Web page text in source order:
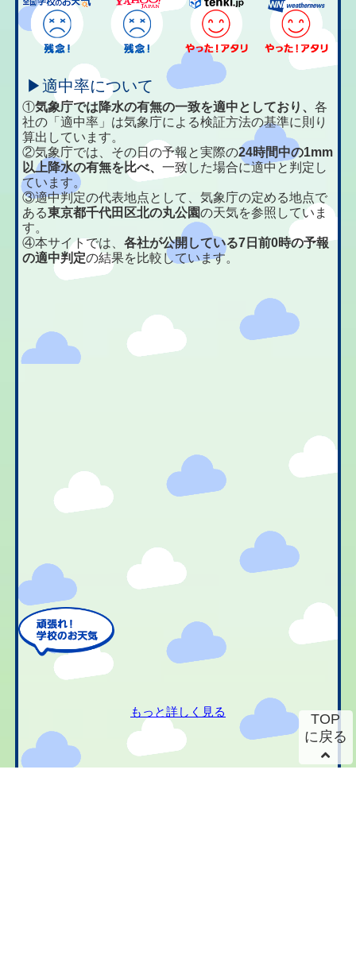
▶適中率について
①気象庁では降水の有無の一致を適中としており、各
社の「適中率」は気象庁による検証方法の基準に則り
算出しています。
②気象庁では、その日の予報と実際の24時間中の1mm
以上降水の有無を比べ、一致した場合に適中と判定し
ています。
③適中判定の代表地点として、気象庁の定める地点で
ある東京都千代田区北の丸公園の天気を参照していま
す。
④本サイトでは、各社が公開している7日前0時の予報
の適中判定の結果を比較しています。
もっと詳しく見る
TOP
に戻る